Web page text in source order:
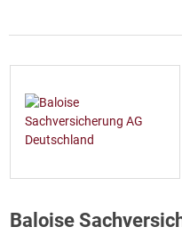
Baloise